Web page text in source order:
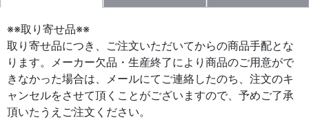
※※取り寄せ品※※
取り寄せ品につき、ご注文いただいてからの商品手配とな
ります。メーカー欠品・生産終了により商品のご用意がで
きなかった場合は、メールにてご連絡したのち、注文のキ
ャンセルをさせて頂くことがございますので、予めご了承
頂いたうえご注文ください。